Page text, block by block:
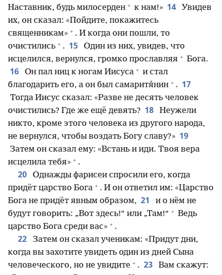
Наставник, будь милосерден + к нам!» 14
Увидев
их, он сказал: «Пойдите, покажитесь
священникам» + . И когда они пошли, то
очистились + . 15
Один из них, увидев, что
исцелился, вернулся, громко прославляя + Бога.
16 Он пал ниц к ногам Иисуса + и стал
благодарить его, а он был самаритя́нин + . 17
Тогда Иисус сказал: «Разве не десять человек
очистились? Где же ещё девять? 18
Неужели
никто, кроме этого человека из другого народа,
не вернулся, чтобы воздать Богу славу?» 19
Затем он сказал ему: «Встань и иди. Твоя вера
исцелила тебя» + .
20
Однажды фарисеи спросили его, когда
придёт царство Бога + . И он ответил им: «Царство
Бога не придёт явным образом, 21
и о нём не
будут говорить: „Вот здесь!“ или „Там!“ + Ведь
царство Бога среди вас» + .
22
Затем он сказал ученикам: «Придут дни,
когда вы захотите увидеть один из дней Сына
человеческого, но не увидите + . 23
Вам скажут: